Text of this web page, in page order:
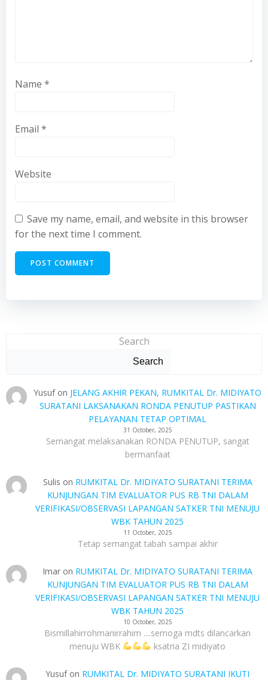
Name *
Email *
Website
Save my name, email, and website in this browser
for the next time I comment.
Search
Search
Yusufon JELANG AKHIR PEKAN, RUMKITAL Dr. MIDIYATO
SURATANI LAKSANAKAN RONDA PENUTUP PASTIKAN
PELAYANAN TETAP OPTIMAL
31 October, 2025
Semangat melaksanakan RONDA PENUTUP, sangat
bermanfaat
Sulis on RUMKITAL Dr. MIDIYATO SURATANI TERIMA
KUNJUNGAN TIM EVALUATOR PUS RB TNI DALAM
VERIFIKASI/OBSERVASI LAPANGAN SATKER TNI MENUJU
WBK TAHUN 2025
11 October, 2025
Tetap semangat tabah sampai akhir
Imar on RUMKITAL Dr. MIDIYATO SURATANI TERIMA
KUNJUNGAN TIM EVALUATOR PUS RB TNI DALAM
VERIFIKASI/OBSERVASI LAPANGAN SATKER TNI MENUJU
WBK TAHUN 2025
10 October, 2025
Bismillahirrohmanirrahim ....semoga mdts dilancarkan
menuju WBK
ksatria ZI midiyato
Yusufon RUMKITAL Dr. MIDIYATO SURATANI IKUTI